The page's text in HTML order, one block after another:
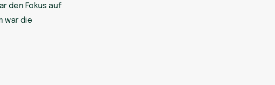
den Fokus auf
war die